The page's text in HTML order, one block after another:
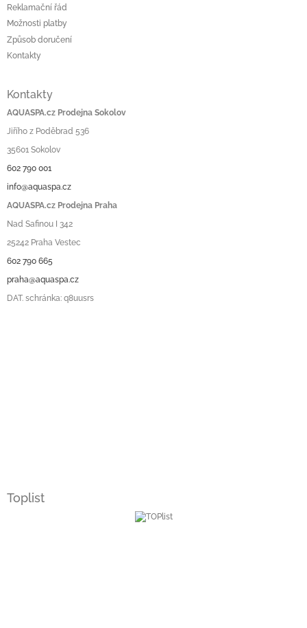
Reklamační řád
Možnosti platby
Způsob doručení
Kontakty
Kontakty
AQUASPA.cz Prodejna Sokolov
Jiřího z Poděbrad 536
35601 Sokolov
602 790 001
info@aquaspa.cz
AQUASPA.cz Prodejna Praha
Nad Safinou I 342
25242 Praha Vestec
602 790 665
praha@aquaspa.cz
DAT. schránka: q8uusrs
Toplist